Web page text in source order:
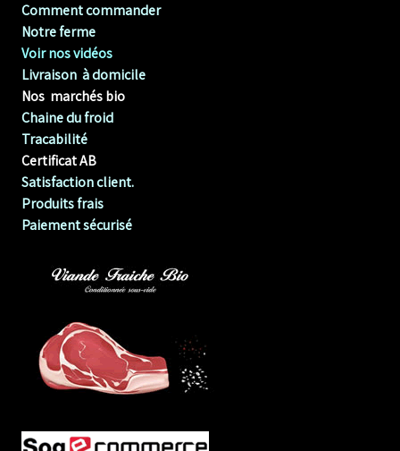
Comment commander
Notre ferme
Voir nos vidéos
Livraison à domicile
Nos marchés bio
Chaine du froid
Tracabilité
Certificat AB
Satisfaction client.
Produits frais
Paiement sécurisé